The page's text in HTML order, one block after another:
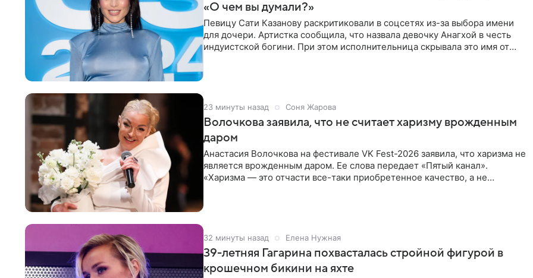
«О чем вы думали?»
Певицу Сати Казанову раскритиковали в соцсетях из-за выбора имени
для дочери. Артистка сообщила, что назвала девочку Анагхой в честь
индуистской богини. При этом исполнительница скрывала это имя от
23 минуты назад Соня Жарова
Волочкова заявила, что не считает харизму врожденным
даром
Анастасия Волочкова на фестивале VK Fest-2026 заявила, что харизма не
является врожденным даром. Ее слова передает «Пятый канал».
«Харизма — это отчасти все-таки приобретенное качество, а не
32 минуты назад Елена Нужная
39-летняя Гагарина похвасталась стройной фигурой в
крошечном бикини на яхте